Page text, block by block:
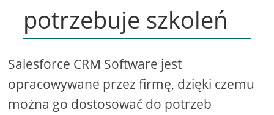
potrzebuje szkoleń
Salesforce CRM Software jest
opracowywane przez firmę, dzięki czemu
można go dostosować do potrzeb